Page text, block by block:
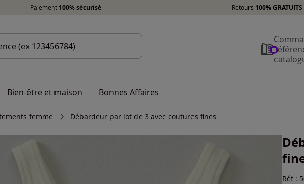
Paiement 100% sécurisé Retours 100%
Bien-être et maison Bonnes Affaires
femme Débardeur par lot de 3 avec coutures fines
Réf :